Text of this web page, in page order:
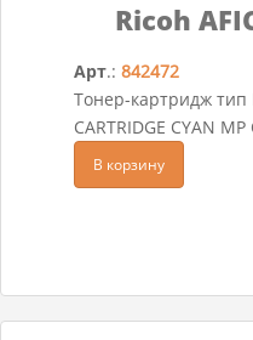
Ricoh
Арт.: 842472
Тонер-картридж тип
CARTRIDGE CYAN
В корзину